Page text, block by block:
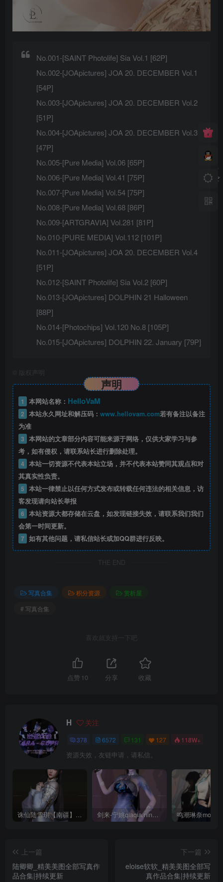
No.001-[SAINT Photolife] Sia Vol.1 [62P]
No.002-[JOApictures] JOA 20. DECEMBER Vol.1
[54P]
No.003-[JOApictures] JOA 20. DECEMBER Vol.2
[51P]
No.004-[JOApictures] JOA 20. DECEMBER Vol.3
[47P]
No.005-[Pure Media] Vol.06 [65P]
No.006-[Pure Media] Vol.41 [75P]
No.007-[Pure Media] Vol.54 [75P]
No.008-[Pure Media] Vol.68 [86P]
No.009-[ARTGRAVIA] Vol.281 [81P]
No.010-[PURE MEDIA] Vol.112 [101P]
No.011-[JOApictures] JOA 20. DECEMBER Vol.4
[51P]
No.012-[SAINT Photolife] Sia Vol.2 [60P]
No.013-[JOApictures] DOLPHIN 21 Halloween
[88P]
No.014-[Photochips] Vol.120 No.8 [105P]
No.015-[JOApictures] DOLPHIN 22. January [79P]
版权声明
声明
1 本网站名称： HelloVaM
2 本站永久网址和解压码： www.hellovam.com若有备注以备注
为准
3 本网站的文章部分内容可能来源于网络，仅供大家学习与参
考，如有侵权，请联系站长进行删除处理。
4 本站一切资源不代表本站立场，并不代表本站赞同其观点和对
其真实性负责。
5 本站一律禁止以任何方式发布或转载任何违法的相关信息，访
客发现请向站长举报
6 本站资源大都存储在云盘，如发现链接失效，请联系我们我们
会第一时间更新。
7 如有其他问题，请私信站长或加QQ群进行反映。
THE END
写真合集 积分资源
赏析屋
# 写真合集
喜欢就支持一下吧
点赞 10 分享 收藏
H 关注
378 6572 131 127 118W+
资源失效，友链申请，请私信。
诛仙陆雪琪【南疆】CoveRig 剑来-宁姚qiaqia.ningyao-re.1
上一篇
陆卿卿_精美美图全部写真作
品合集|持续更新
下一篇
eloise软软_精美美图全部写
真作品合集|持续更新